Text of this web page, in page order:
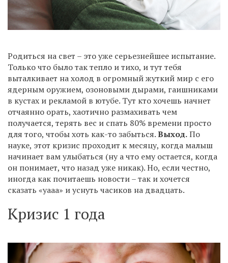
Родиться на свет – это уже серьезнейшее испытание.
Только что было так тепло и тихо, и тут тебя
выталкивает на холод в огромный жуткий мир с его
ядерным оружием, озоновыми дырами, гаишниками
в кустах и рекламой в ютубе. Тут кто хочешь начнет
отчаянно орать, хаотично размахивать чем
получается, терять вес и спать 80% времени просто
для того, чтобы хоть как-то забыться.Выход.По
науке, этот кризис проходит к месяцу, когда малыш
начинает вам улыбаться (ну а что ему остается, когда
он понимает, что назад уже никак). Но, если честно,
иногда как почитаешь новости – так и хочется
сказать «уааа» и уснуть часиков на двадцать.
Кризис 1 года